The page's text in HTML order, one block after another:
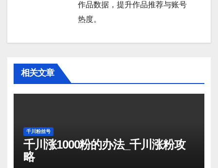
作品数据，提升作品推荐与账号
热度。
相关文章
千川粉丝号
千川涨1000粉的办法_千川涨粉攻
略